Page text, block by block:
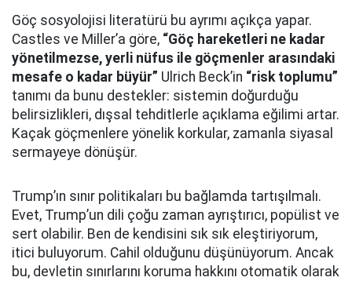
Göç sosyolojisi literatürü bu ayrımı açıkça yapar.
Castles ve Miller’a göre, “Göç hareketleri ne kadar
yönetilmezse, yerli nüfus ile göçmenler arasındaki
mesafe o kadar büyür” Ulrich Beck’in “risk toplumu”
tanımı da bunu destekler: sistemin doğurduğu
belirsizlikleri, dışsal tehditlerle açıklama eğilimi artar.
Kaçak göçmenlere yönelik korkular, zamanla siyasal
sermayeye dönüşür.
Trump’ın sınır politikaları bu bağlamda tartışılmalı.
Evet, Trump’un dili çoğu zaman ayrıştırıcı, popülist ve
sert olabilir. Ben de kendisini sık sık eleştiriyorum,
itici buluyorum. Cahil olduğunu düşünüyorum. Ancak
bu, devletin sınırlarını koruma hakkını otomatik olarak